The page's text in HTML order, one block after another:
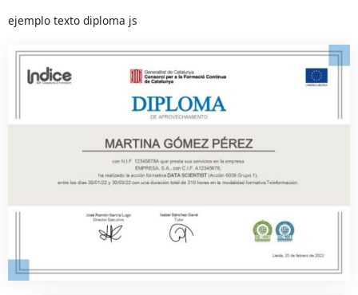
ejemplo texto diploma js